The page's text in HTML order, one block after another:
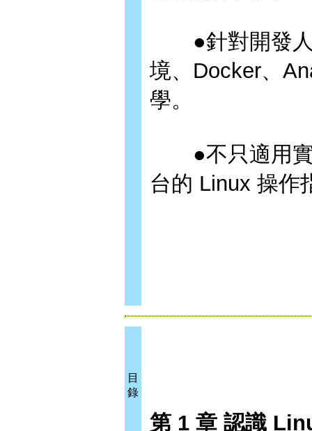
●針對開發人
境、Docker、
學。
●不只適用實
台的 Linux 操作
目
錄
第 1 章 認識